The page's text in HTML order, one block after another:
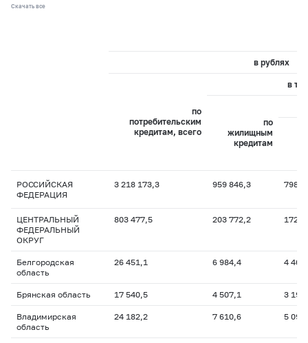
Скачать все
в рублях
по
потребительским
кредитам, всего
в
по
жилищным
кредитам
РОССИЙСКАЯ
ФЕДЕРАЦИЯ
3 218 173,3 959 846,3 798
ЦЕНТРАЛЬНЫЙ
ФЕДЕРАЛЬНЫЙ
ОКРУГ
803 477,5 203 772,2 172
Белгородская
область
26 451,1 6 984,4 4
Брянская область 17 540,5 4 507,1 3
Владимирская
область
24 182,2 7 610,6 5